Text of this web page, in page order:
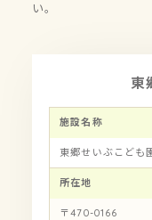
い。
東
施設名称
東郷せいぶこども
所在地
〒470-0166